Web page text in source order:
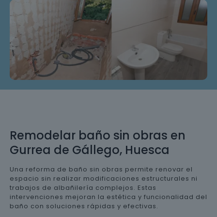
Remodelar baño sin obras en
Gurrea de Gállego, Huesca
Una reforma de baño sin obras permite renovar el
espacio sin realizar modificaciones estructurales ni
trabajos de albañilería complejos. Estas
intervenciones mejoran la estética y funcionalidad del
baño con soluciones rápidas y efectivas.